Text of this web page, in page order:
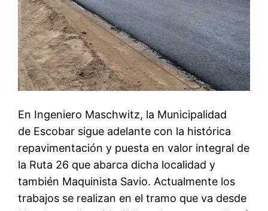
En Ingeniero Maschwitz, la Municipalidad
de Escobar sigue adelante con la histórica
repavimentación y puesta en valor integral de
la Ruta 26 que abarca dicha localidad y
también Maquinista Savio. Actualmente los
trabajos se realizan en el tramo que va desde